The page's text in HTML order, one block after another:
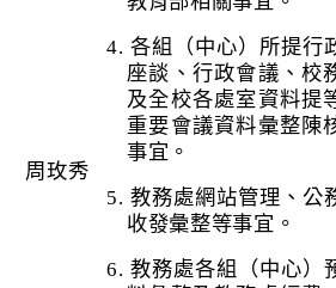
周玫秀
4. 各組（中心）所提行
座談、行政會議、校
及全校各處室資料提
重要會議資料彙整陳
事宜。
5. 教務處網站管理、公
收發彙整等事宜。
6. 教務處各組（中心）